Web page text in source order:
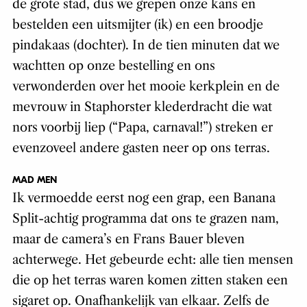
de grote stad, dus we grepen onze kans en
bestelden een uitsmijter (ik) en een broodje
pindakaas (dochter). In de tien minuten dat we
wachtten op onze bestelling en ons
verwonderden over het mooie kerkplein en de
mevrouw in Staphorster klederdracht die wat
nors voorbij liep (“Papa, carnaval!”) streken er
evenzoveel andere gasten neer op ons terras.
MAD MEN
Ik vermoedde eerst nog een grap, een Banana
Split-achtig programma dat ons te grazen nam,
maar de camera’s en Frans Bauer bleven
achterwege. Het gebeurde echt: alle tien mensen
die op het terras waren komen zitten staken een
sigaret op. Onafhankelijk van elkaar. Zelfs de